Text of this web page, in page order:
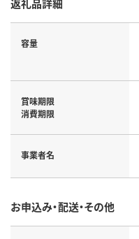
容量
賞味期限
消費期限
事業者名
お申込み・配送・その他